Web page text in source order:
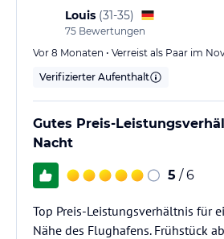
Louis (31-35)
75 Bewertungen
Vor 8 Monaten • Verreist als Paar im
Verifizierter Aufenthalt
Gutes Preis-
Nacht
5 / 6
Top Preis-Leistungsverhältnis für
Nähe des Flughafens. Frühstück